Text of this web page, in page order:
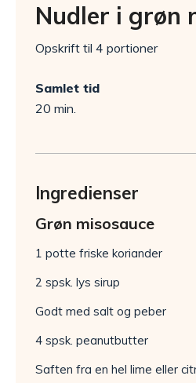
Nudler i grøn
Opskrift til 4 portioner
Samlet tid
20 min.
Ingredienser
Grøn misosauce
1 potte friske koriander
2 spsk. lys sirup
Godt med salt og peber
4 spsk. peanutbutter
Saften fra en hel lime eller